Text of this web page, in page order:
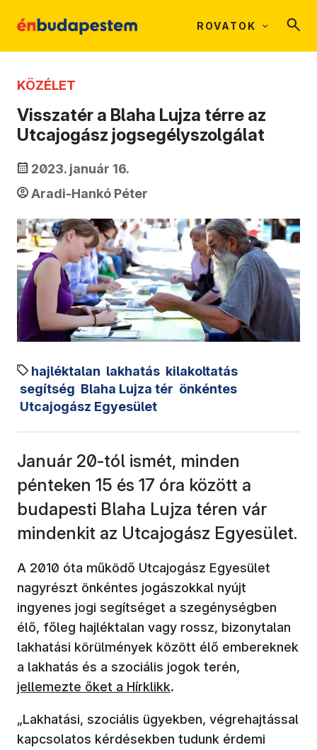
ROVATOK
KÖZÉLET
Visszatér a Blaha Lujza térre az
Utcajogász jogsegélyszolgálat
2023. január 16.
Aradi-Hankó Péter
hajléktalan lakhatás kilakoltatás
segítség Blaha Lujza tér önkéntes
Utcajogász Egyesület
Január 20-tól ismét, minden
pénteken 15 és 17 óra között a
budapesti Blaha Lujza téren vár
mindenkit az Utcajogász Egyesület.
A 2010 óta működő Utcajogász Egyesület
nagyrészt önkéntes jogászokkal nyújt
ingyenes jogi segítséget a szegénységben
élő, főleg hajléktalan vagy rossz, bizonytalan
lakhatási körülmények között élő embereknek
a lakhatás és a szociális jogok terén,
jellemezte őket a Hírklikk.
„Lakhatási, szociális ügyekben, végrehajtással
kapcsolatos kérdésekben tudunk érdemi